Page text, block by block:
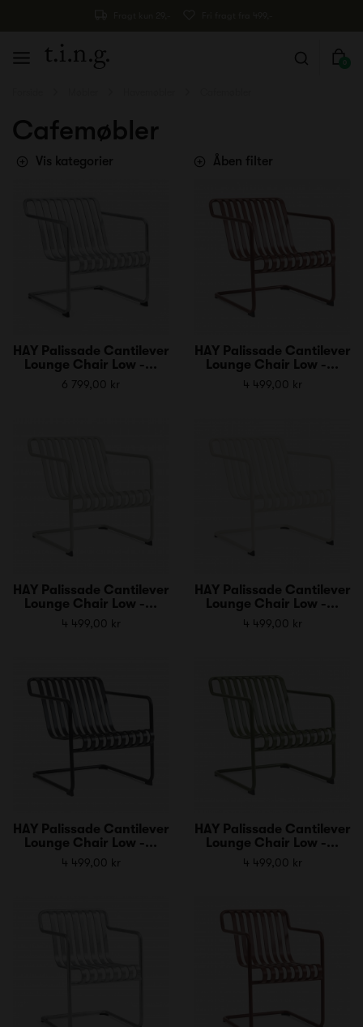
0
Cafemøbler
Vis kategorier Åben filter
HAY Palissade Cantilever
Lounge Chair Low -...
6 799,00 kr
HAY Palissade Cantilever
Lounge Chair Low -...
4 499,00 kr
HAY Palissade Cantilever
Lounge Chair Low -...
4 499,00 kr
HAY Palissade Cantilever
Lounge Chair Low -...
4 499,00 kr
HAY Palissade Cantilever
Lounge Chair Low -...
4 499,00 kr
HAY Palissade Cantilever
Lounge Chair Low -...
4 499,00 kr